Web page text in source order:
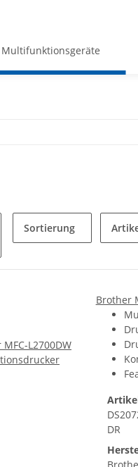
Multifunktionsgeräte
Sortierung
Brother
DR